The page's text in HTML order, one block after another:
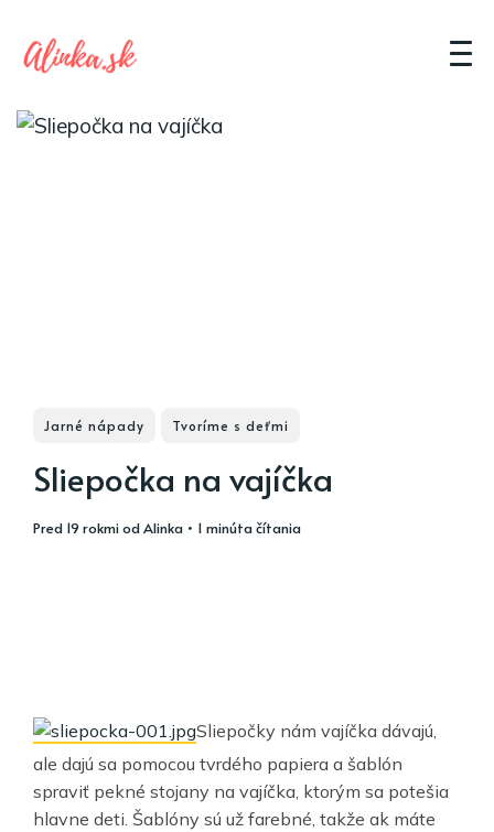
Jarné nápady Tvoríme s deťmi
Sliepočka na vajíčka
pred 19 rokmiodAlinka • 1 minúta čítania
Sliepočky nám vajíčka dávajú,
ale dajú sa pomocou tvrdého papiera a šablón
spraviť pekné stojany na vajíčka, ktorým sa potešia
hlavne deti. Šablóny sú už farebné, takže ak máte